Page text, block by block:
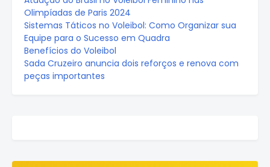
Olimpíadas de Paris 2024
Sistemas Táticos no Voleibol: Como Organizar sua
Equipe para o Sucesso em Quadra
Benefícios do Voleibol
Sada Cruzeiro anuncia dois reforços e renova com
peças importantes